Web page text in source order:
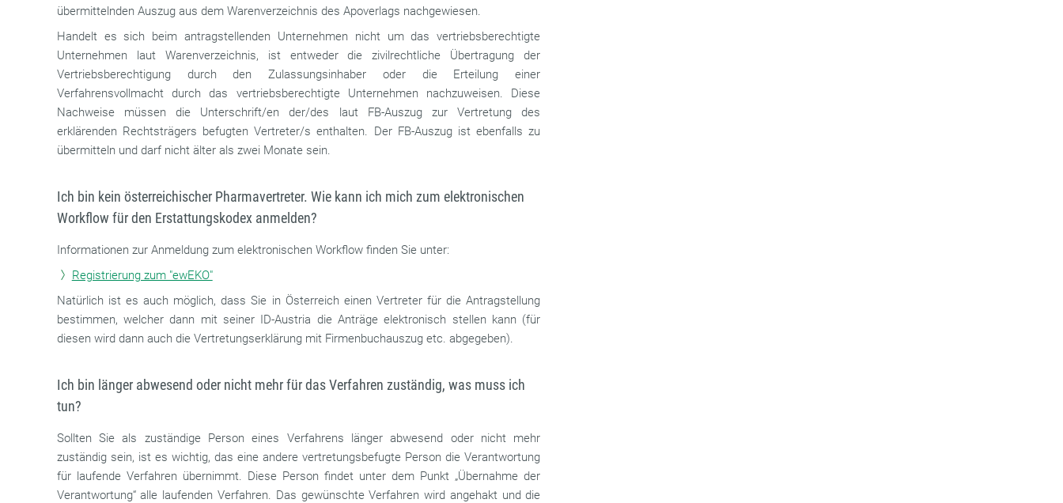
übermittelnden Auszug aus dem Warenverzeichnis des Apoverlags nachgewiesen.
Handelt es sich beim antragstellenden Unternehmen nicht um das vertriebsberechtigte
Unternehmen laut Warenverzeichnis, ist entweder die zivilrechtliche Übertragung der
Vertriebsberechtigung durch den Zulassungsinhaber oder die Erteilung einer
Verfahrensvollmacht durch das vertriebsberechtigte Unternehmen nachzuweisen. Diese
Nachweise müssen die Unterschrift/en der/des laut FB-Auszug zur Vertretung des
erklärenden Rechtsträgers befugten Vertreter/s enthalten. Der FB-Auszug ist ebenfalls zu
übermitteln und darf nicht älter als zwei Monate sein.
Ich bin kein österreichischer Pharmavertreter. Wie kann ich mich zum elektronischen
Workflow für den Erstattungskodex anmelden?
Informationen zur Anmeldung zum elektronischen Workflow finden Sie unter:
Registrierung zum "ewEKO"
Natürlich ist es auch möglich, dass Sie in Österreich einen Vertreter für die Antragstellung
bestimmen, welcher dann mit seiner ID-Austria die Anträge elektronisch stellen kann (für
diesen wird dann auch die Vertretungserklärung mit Firmenbuchauszug etc. abgegeben).
Ich bin länger abwesend oder nicht mehr für das Verfahren zuständig, was muss ich
tun?
Sollten Sie als zuständige Person eines Verfahrens länger abwesend oder nicht mehr
zuständig sein, ist es wichtig, das eine andere vertretungsbefugte Person die Verantwortung
für laufende Verfahren übernimmt. Diese Person findet unter dem Punkt „Übernahme der
Verantwortung“ alle laufenden Verfahren. Das gewünschte Verfahren wird angehakt und die